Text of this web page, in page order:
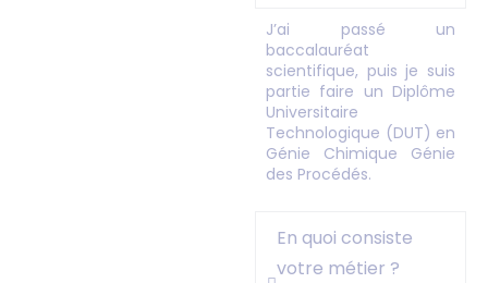
J’ai passé un
baccalauréat
scientifique, puis je suis
partie faire un Diplôme
Universitaire
Technologique (DUT) en
Génie Chimique Génie
des Procédés.
En quoi consiste
votre métier ?